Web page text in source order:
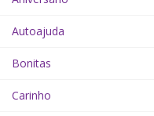
Autoajuda
Bonitas
Carinho